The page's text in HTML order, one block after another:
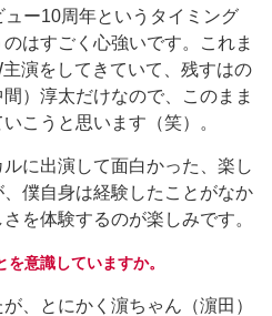
ー10周年というタイミング
はすごく心強いです。これま
演をしてきていて、残すはの
）淳太だけなので、このまま
こうと思います（笑）。
に出演して面白かった、楽し
僕自身は経験したことがなか
を体験するのが楽しみです。
意識していますか。
、とにかく濵ちゃん（濵田）